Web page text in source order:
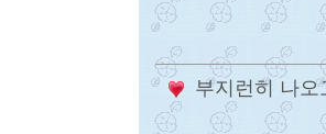
부지런히 나